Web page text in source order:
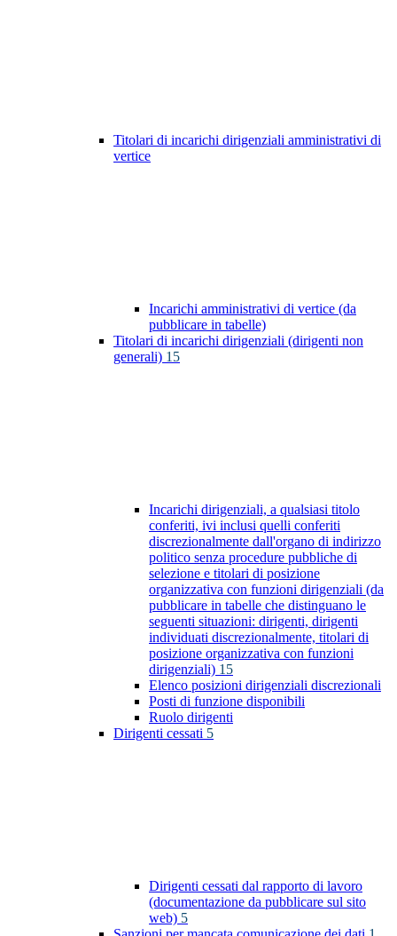
Titolari di incarichi dirigenziali amministrativi di
vertice
Incarichi amministrativi di vertice (da
pubblicare in tabelle)
Titolari di incarichi dirigenziali (dirigenti non
generali) 15
Incarichi dirigenziali, a qualsiasi titolo
conferiti, ivi inclusi quelli conferiti
discrezionalmente dall'organo di indirizzo
politico senza procedure pubbliche di
selezione e titolari di posizione
organizzativa con funzioni dirigenziali (da
pubblicare in tabelle che distinguano le
seguenti situazioni: dirigenti, dirigenti
individuati discrezionalmente, titolari di
posizione organizzativa con funzioni
dirigenziali) 15
Elenco posizioni dirigenziali discrezionali
Posti di funzione disponibili
Ruolo dirigenti
Dirigenti cessati 5
Dirigenti cessati dal rapporto di lavoro
(documentazione da pubblicare sul sito
web) 5